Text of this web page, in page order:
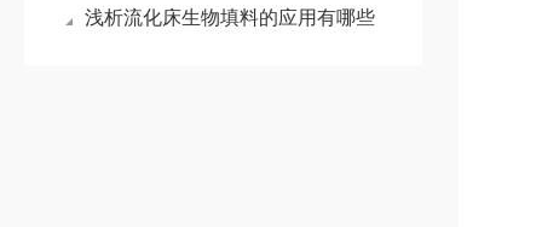
浅析流化床生物填料的应用有哪些